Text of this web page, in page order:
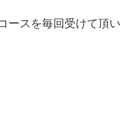
ースを毎回受けて頂い